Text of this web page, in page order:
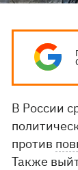
В России
против
Также